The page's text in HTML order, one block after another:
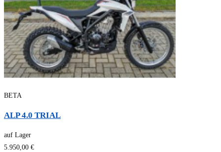
BETA
ALP 4.0 TRIAL
auf Lager
5.950,00 €